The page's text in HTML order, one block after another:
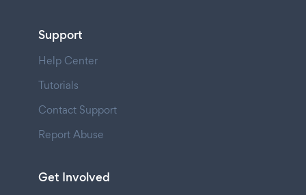
Support
Help Center
Tutorials
Contact Support
Report Abuse
Get Involved